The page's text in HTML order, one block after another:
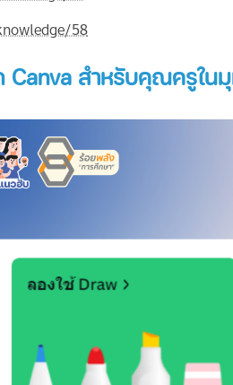
58
Canva สำหรับคุณครูใน